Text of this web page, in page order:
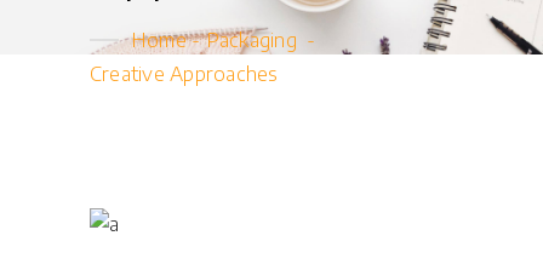
Home-Packaging -
Creative Approaches